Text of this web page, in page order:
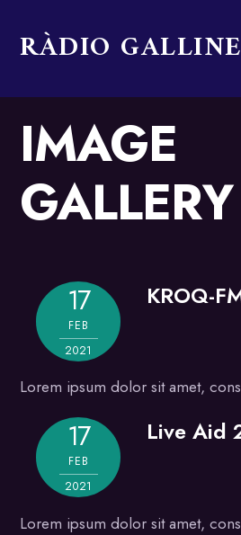
content
RÀDIO
IMAGE
GALLERY
Gallery 17
FEB
2021
KROQ-
Lorem ipsum dolor sit amet,
Gallery 17
FEB
2021
Live Aid
Lorem ipsum dolor sit amet,